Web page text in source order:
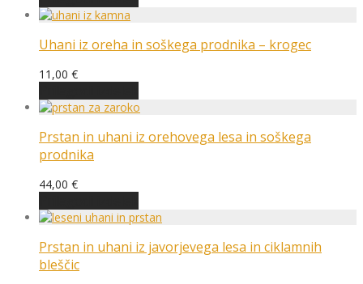
izdelek
več
izberete
strani
Uhani iz oreha in soškega prodnika – krogec
11,00 €
Prstan in uhani iz orehovega lesa in soškega
prodnika
44,00 €
Prstan in uhani iz javorjevega lesa in ciklamnih
bleščic